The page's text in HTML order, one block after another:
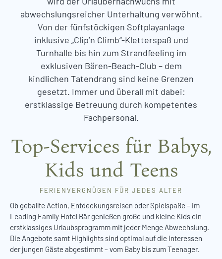
abwechslungsreicher Unterhaltung verwöhnt.
Von der fünfstöckigen Softplayanlage
inklusive „Clip’n Climb“-Kletterspaß und
Turnhalle bis hin zum Strandfeeling im
exklusiven Bären-Beach-Club – dem
kindlichen Tatendrang sind keine Grenzen
gesetzt. Immer und überall mit dabei:
erstklassige Betreuung durch kompetentes
Fachpersonal.
Top-Services für Babys,
Kids und Teens
FERIENVERGNÜGEN FÜR JEDES ALTER
Ob geballte Action, Entdeckungsreisen oder Spielspaße – im
Leading Family Hotel Bär genießen große und kleine Kids ein
erstklassiges Urlaubsprogramm mit jeder Menge Abwechslung.
Die Angebote samt Highlights sind optimal auf die Interessen
der jungen Gäste abgestimmt – vom Baby bis zum Teenager.